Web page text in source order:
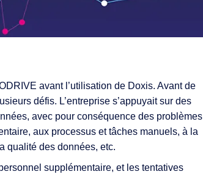
avant l’utilisation de Doxis. Avant de
défis. L’entreprise s’appuyait sur des
avec pour conséquence des problèmes
aux processus et tâches manuels, à la
qualité des données, etc.
supplémentaire, et les tentatives